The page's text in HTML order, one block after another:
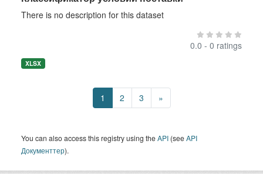
There is no description for this dataset
0.0 - 0 ratings
XLSX
1 2 3 »
You can also access this registry using theAPI (seeAPI
Документтер).